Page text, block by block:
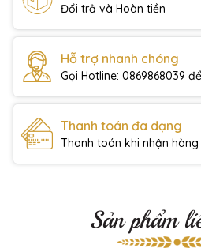
Đổi trả và Hoàn tiền
Hỗ trợ nhanh chóng
Gọi Hotline: 0869868039
Thanh toán đa dạng
Thanh toán khi nhận hàng
Sản phẩm